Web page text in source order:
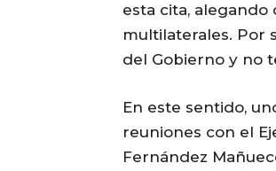
esta cita,
multilaterales. Por
del Gobierno y no
En este sentido,
reuniones con el
Fernández